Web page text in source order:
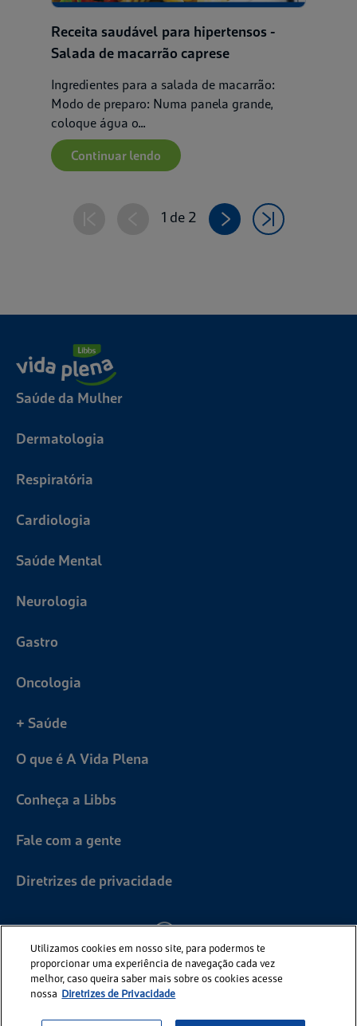
Receita saudável para hipertensos -
Salada de macarrão caprese
Ingredientes para a salada de macarrão:
Modo de preparo: Numa panela grande,
coloque água o...
Continuar lendo
1 de 2
Saúde da Mulher
Dermatologia
Respiratória
Cardiologia
Saúde Mental
Neurologia
Gastro
Oncologia
+ Saúde
O que é A Vida Plena
Conheça a Libbs
Fale com a gente
Diretrizes de privacidade
Utilizamos cookies em nosso site, para podermos te
proporcionar uma experiência de navegação cada vez
melhor, caso queira saber mais sobre os cookies acesse
nossa Diretrizes de Privacidade